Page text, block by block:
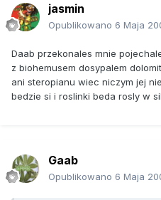
jasmin
Opublikowano 6 Maja
Daab przekonales mnie
z biohemusem dosypalem
ani steropianu wiec niczym jej
bedzie si i roslinki beda rosly w
Gaab
Opublikowano 6 Maja